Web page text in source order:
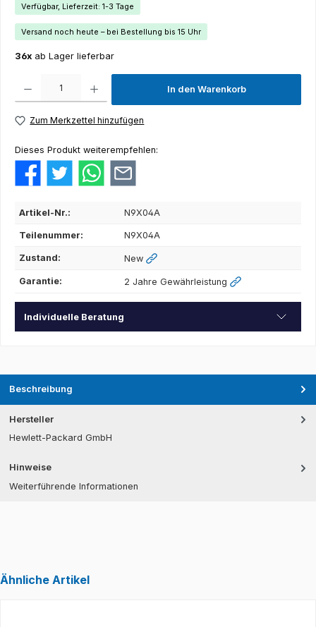
Verfügbar, Lieferzeit: 1-3 Tage
Versand noch heute – bei Bestellung bis 15 Uhr
36x ab Lager lieferbar
Produkt Anzahl: Gib den gewünschten Wert ein oder benutze die Schaltflächen um die
In den Warenkorb
Zum Merkzettel hinzufügen
Dieses Produkt weiterempfehlen:
Artikel-Nr.: N9X04A
Teilenummer: N9X04A
Zustand: New
Garantie: 2 Jahre Gewährleistung
Individuelle Beratung
Beschreibung
Hersteller
Hewlett-Packard GmbH
Hinweise
Weiterführende Informationen
Ähnliche Artikel